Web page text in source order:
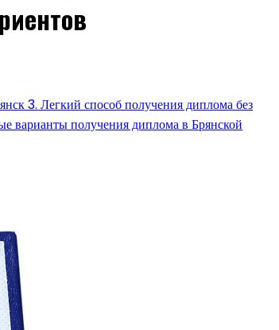
3. Легкий способ получения диплома без
варианты получения диплома в Брянской